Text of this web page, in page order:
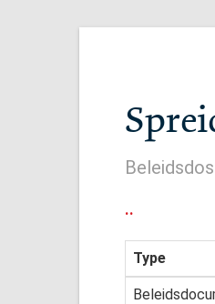
..
Type